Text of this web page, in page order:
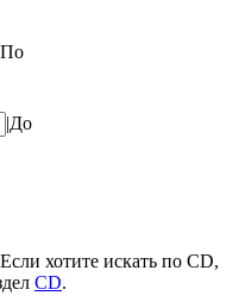
По
|До
хотите искать по CD,
CD.